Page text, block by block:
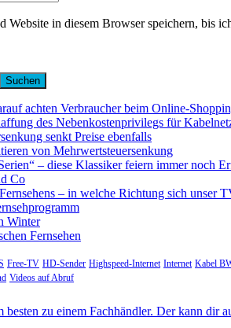
Website in diesem Browser speichern, bis
achten Verbraucher beim Online-
des Nebenkostenprivilegs für
senkt Preise ebenfalls
von Mehrwertsteuersenkung
– diese Klassiker feiern immer noch
Co
– in welche Richtung sich unser
Winter
Fernsehen
Free-TV HD-Sender Highspeed-Internet Internet Kabel
Videos auf Abruf
besten zu einem Fachhändler. Der kann dir